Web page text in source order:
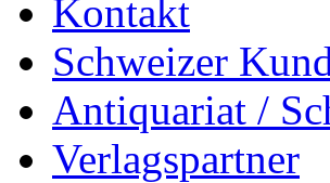
Kontakt
Schweizer
Antiquariat /
Verlagspartner